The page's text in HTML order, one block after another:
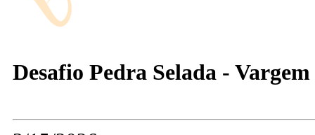
Desafio Pedra Selada -